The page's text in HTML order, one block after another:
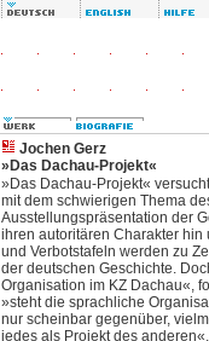
Jochen Gerz
»Das Dachau-Projekt«
»Das Dachau-Projekt«
mit dem schwierigen Thema
Ausstellungspräsentation der
ihren autoritären Charakter hin
und Verbotstafeln werden zu
der deutschen Geschichte.
Organisation im KZ Dachau«,
»steht die sprachliche
nur scheinbar gegenüber,
jedes als Projekt des anderen«.